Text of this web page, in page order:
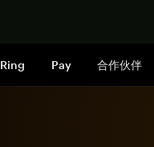
Ring Pay 合作伙伴